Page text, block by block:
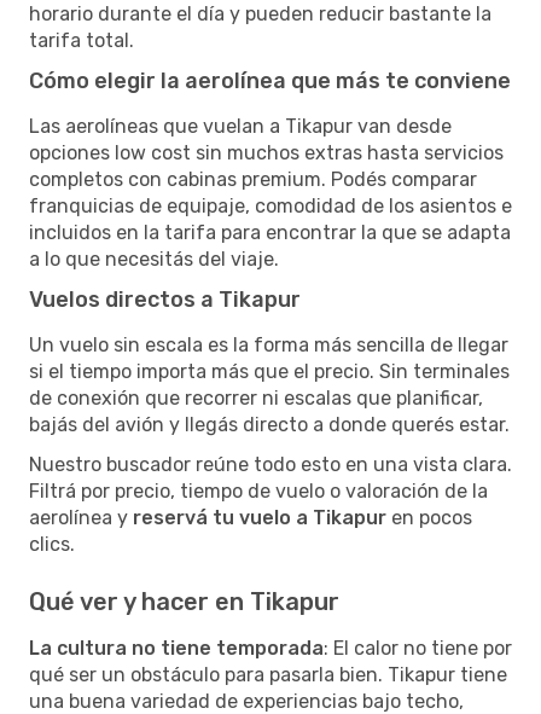
horario durante el día y pueden reducir bastante la
tarifa total.
Cómo elegir la aerolínea que más te conviene
Las aerolíneas que vuelan a Tikapur van desde
opciones low cost sin muchos extras hasta servicios
completos con cabinas premium. Podés comparar
franquicias de equipaje, comodidad de los asientos e
incluidos en la tarifa para encontrar la que se adapta
a lo que necesitás del viaje.
Vuelos directos a Tikapur
Un vuelo sin escala es la forma más sencilla de llegar
si el tiempo importa más que el precio. Sin terminales
de conexión que recorrer ni escalas que planificar,
bajás del avión y llegás directo a donde querés estar.
Nuestro buscador reúne todo esto en una vista clara.
Filtrá por precio, tiempo de vuelo o valoración de la
aerolínea y reservá tu vuelo a Tikapur en pocos
clics.
Qué ver y hacer en Tikapur
La cultura no tiene temporada: El calor no tiene por
qué ser un obstáculo para pasarla bien. Tikapur tiene
una buena variedad de experiencias bajo techo,